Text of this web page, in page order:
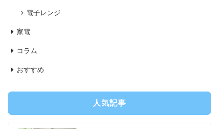
電子レンジ
家電
コラム
おすすめ
人気記事